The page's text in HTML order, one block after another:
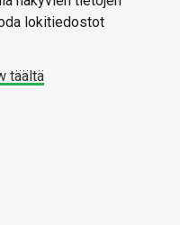
lokitiedostot
täältä